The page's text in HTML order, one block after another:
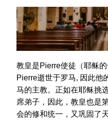
教皇是Pierre使徒（耶稣
Pierre逝世于罗马, 因此他
马的主教。正如在耶稣挑
席弟子，因此，教皇也是
会的修和统一，又巩固了